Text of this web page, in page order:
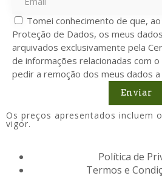
Tomei conhecimento de que,
Proteção de Dados, os meus
arquivados exclusivamente pela
de informações relacionadas com
pedir a remoção dos meus dados
Enviar
Os preços apresentados incluem
vigor.
Política de
Termos e